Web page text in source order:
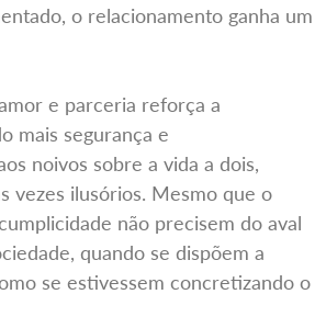
o relacionamento ganha um
e parceria reforça a
mais segurança e
noivos sobre a vida a dois,
vezes ilusórios. Mesmo que o
não precisem do aval
quando se dispõem a
se estivessem concretizando o